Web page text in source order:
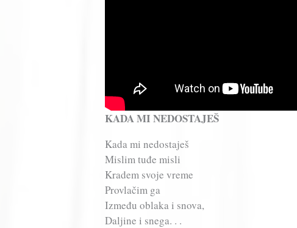
KADA MI NEDOSTAJEŠ
Kada mi nedostaješ
Mislim tuđe misli
Kradem svoje vreme
Provlačim ga
Između oblaka i snova,
Daljine i snega. . .